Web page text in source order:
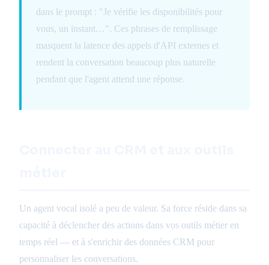
dans le prompt : "Je vérifie les disponibilités pour
vous, un instant…". Ces phrases de remplissage
masquent la latence des appels d'API externes et
rendent la conversation beaucoup plus naturelle
pendant que l'agent attend une réponse.
Un agent vocal isolé a peu de valeur. Sa force réside dans sa
capacité à déclencher des actions dans vos outils métier en
temps réel — et à s'enrichir des données CRM pour
personnaliser les conversations.